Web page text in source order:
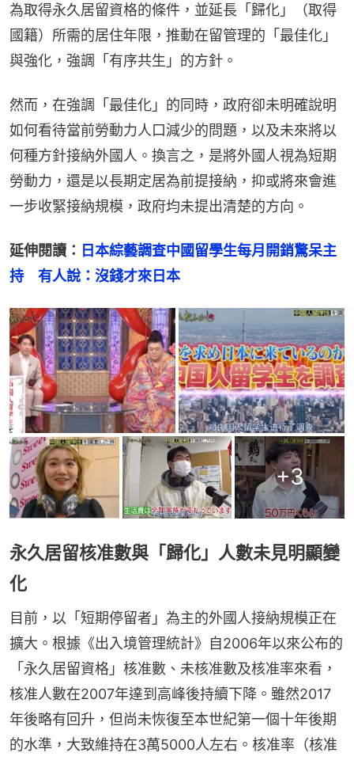
為取得永久居留資格的條件，並延長「歸化」（取得
國籍）所需的居住年限，推動在留管理的「最佳化」
與強化，強調「有序共生」的方針。
然而，在強調「最佳化」的同時，政府卻未明確說明
如何看待當前勞動力人口減少的問題，以及未來將以
何種方針接納外國人。換言之，是將外國人視為短期
勞動力，還是以長期定居為前提接納，抑或將來會進
一步收緊接納規模，政府均未提出清楚的方向。
延伸閱讀： 日本綜藝調查中國留學生每月開銷驚呆主
持　有人說：沒錢才來日本
+3
永久居留核准數與「歸化」人數未見明顯變
化
目前，以「短期停留者」為主的外國人接納規模正在
擴大。根據《出入境管理統計》自2006年以來公布的
「永久居留資格」核准數、未核准數及核准率來看，
核准人數在2007年達到高峰後持續下降。雖然2017
年後略有回升，但尚未恢復至本世紀第一個十年後期
的水準，大致維持在3萬5000人左右。核准率（核准